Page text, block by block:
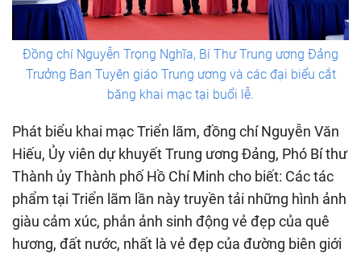
Đồng chí Nguyễn Trọng Nghĩa, Bí Thư Trung ương Đảng
Trưởng Ban Tuyên giáo Trung ương và các đại biểu cắt
băng khai mạc tại buổi lễ.
Phát biểu khai mạc Triển lãm, đồng chí Nguyễn Văn
Hiếu, Ủy viên dự khuyết Trung ương Đảng, Phó Bí thư
Thành ủy Thành phố Hồ Chí Minh cho biết: Các tác
phẩm tại Triển lãm lần này truyền tải những hình ảnh
giàu cảm xúc, phản ảnh sinh động vẻ đẹp của quê
hương, đất nước, nhất là vẻ đẹp của đường biên giới